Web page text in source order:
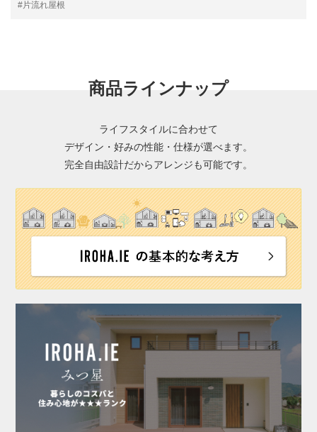
#片流れ屋根
商品ラインナップ
ライフスタイルに合わせて
デザイン・好みの性能・仕様が選べます。
完全自由設計だからアレンジも可能です。